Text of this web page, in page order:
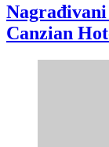
Canzian